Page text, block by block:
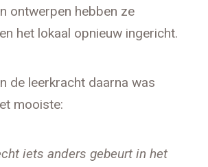
ontwerpen hebben ze
het lokaal opnieuw ingericht.
de leerkracht daarna was
mooiste:
iets anders gebeurt in het